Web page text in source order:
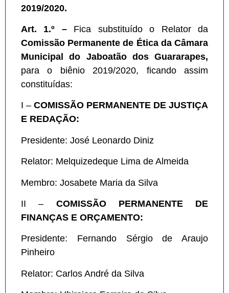
2019/2020.
Art. 1.º –Fica substituído o Relator da
Comissão Permanente de Ética da Câmara
Municipal do Jaboatão dos Guararapes,
para o biênio 2019/2020, ficando assim
constituídas:
I – COMISSÃO PERMANENTE DE JUSTIÇA
E REDAÇÃO:
Presidente: José Leonardo Diniz
Relator: Melquizedeque Lima de Almeida
Membro: Josabete Maria da Silva
II – COMISSÃO PERMANENTE DE
FINANÇAS E ORÇAMENTO:
Presidente: Fernando Sérgio de Araujo
Pinheiro
Relator: Carlos André da Silva